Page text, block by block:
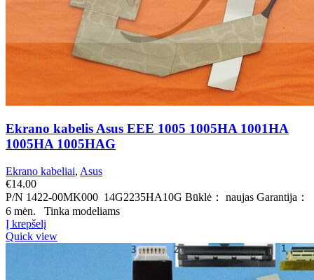
Ekrano kabelis Asus EEE 1005 1005HA 1001HA
1005HA 1005HAG
Ekrano kabeliai, Asus
€14.00
P/N 1422-00MK000 14G2235HA10G Būklė： naujas Garantija：
6 mėn. Tinka modeliams
Į krepšelį
Quick view